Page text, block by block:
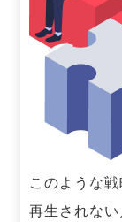
このような
再生されな